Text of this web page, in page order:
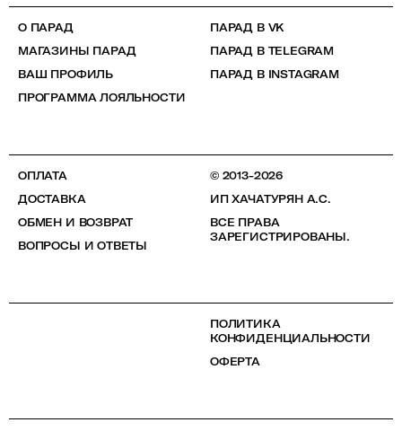
О ПАРАД
МАГАЗИНЫ ПАРАД
ВАШ ПРОФИЛЬ
ПРОГРАММА ЛОЯЛЬНОСТИ
ПАРАД В VK
ПАРАД В TELEGRAM
ПАРАД В INSTAGRAM
ОПЛАТА
ДОСТАВКА
ОБМЕН И ВОЗВРАТ
ВОПРОСЫ И ОТВЕТЫ
© 2013-2026
ИП ХАЧАТУРЯН А.С.
ВСЕ ПРАВА
ЗАРЕГИСТРИРОВАНЫ.
ПОЛИТИКА
КОНФИДЕНЦИАЛЬНОСТИ
ОФЕРТА